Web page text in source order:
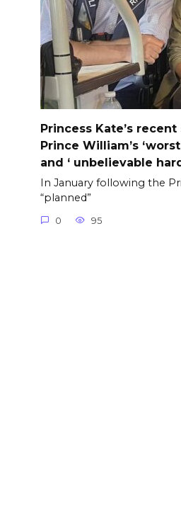
Princess Kate’s
Prince William’s
and ‘ unbelievable
In January following the
“planned”
0 95